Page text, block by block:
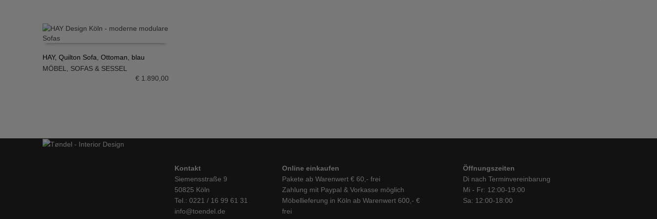
IN DEN WARENKORB
HAY, Quilton Sofa, Ottoman, blau
MÖBEL
SOFAS & SESSEL
€1.890,00
Kontakt
Siemensstraße 9
50825 Köln
Tel.: 0221 / 16 99 61 31
info@toendel.de
Online einkaufen
Pakete ab Warenwert € 60,- frei
Zahlung mit Paypal & Vorkasse möglich
Möbellieferung in Köln ab Warenwert 600,- €
frei
Öffnungszeiten
Di nach Terminvereinbarung
Mi - Fr: 12:00-19:00
Sa: 12:00-18:00